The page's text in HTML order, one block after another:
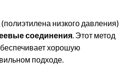
низкого давления)
соединения. Этот метод
хорошую
подходе.